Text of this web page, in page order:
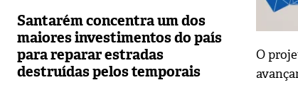
Santarém concentra um dos
maiores investimentos do país
para reparar estradas
destruídas pelos temporais
O